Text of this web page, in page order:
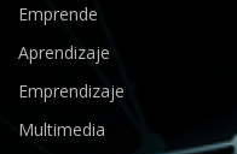
Emprende
Aprendizaje
Emprendizaje
Multimedia